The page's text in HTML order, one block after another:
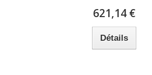
621,14 €
Détails